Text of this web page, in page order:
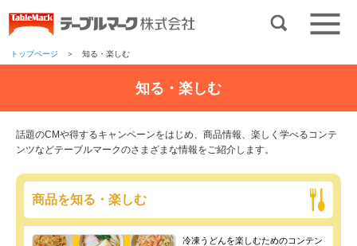
トップページ ＞ 知る・楽しむ
知る・楽しむ
話題のCMや得するキャンペーンをはじめ、商品情報、楽しく学べるコンテ
ンツなどテーブルマークのさまざまな情報をご紹介します。
商品を知る・楽しむ
冷凍うどんを楽しむためのコンテン